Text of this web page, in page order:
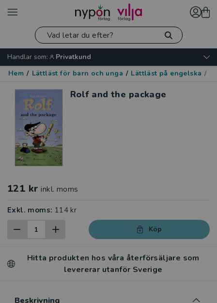
Handlar som:
Privatkund
Hem / Lättläst för barn och unga / Lättläst på engelska /
Rolf and the package
121 kr inkl. moms
Exkl. moms: 114 kr
Köp
Hitta produkten hos våra återförsäljare som
levererar utanför Sverige
Beskrivning